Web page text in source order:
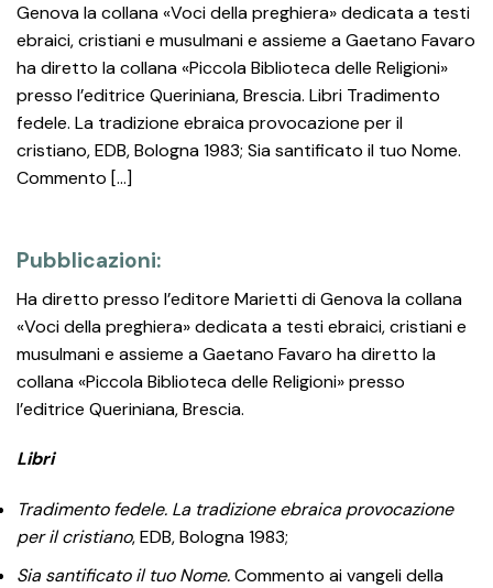
Genova la collana «Voci della preghiera» dedicata a testi
ebraici, cristiani e musulmani e assieme a Gaetano Favaro
ha diretto la collana «Piccola Biblioteca delle Religioni»
presso l’editrice Queriniana, Brescia. Libri Tradimento
fedele. La tradizione ebraica provocazione per il
cristiano, EDB, Bologna 1983; Sia santificato il tuo Nome.
Commento […]
Pubblicazioni:
Ha diretto presso l’editore Marietti di Genova la collana
«Voci della preghiera» dedicata a testi ebraici, cristiani e
musulmani e assieme a Gaetano Favaro ha diretto la
collana «Piccola Biblioteca delle Religioni» presso
l’editrice Queriniana, Brescia.
Libri
Tradimento fedele. La tradizione ebraica provocazione
per il cristiano, EDB, Bologna 1983;
Sia santificato il tuo Nome.Commento ai vangeli della